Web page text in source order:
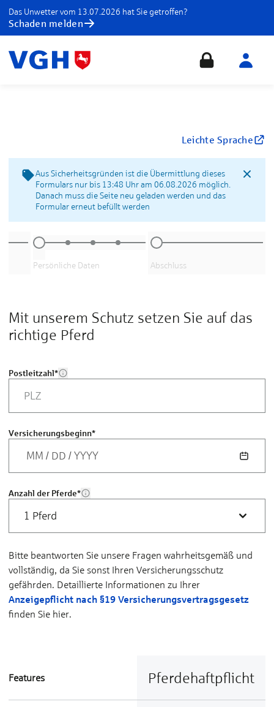
Das Unwetter vom 13.07.2026 hat Sie getroffen?
Schaden melden
Leichte Sprache
Aus Sicherheitsgründen ist die Übermittlung dieses
Formulars nur bis 13:48 Uhr am 06.08.2026 möglich.
Danach muss die Seite neu geladen werden und das
Formular erneut befüllt werden
Persönliche Daten Abschluss
Mit unserem Schutz setzen Sie auf das
richtige Pferd
Postleitzahl*
Versicherungsbeginn*
MM / DD /YYYY
Anzahl der Pferde*
1 Pferd
Bitte beantworten Sie unsere Fragen wahrheitsgemäß und
vollständig, da Sie sonst Ihren Versicherungsschutz
gefährden. Detaillierte Informationen zu Ihrer
Anzeigepflicht nach §19 Versicherungs­vertragsgesetz
finden Sie hier.
Features Pferde­haft­pflicht